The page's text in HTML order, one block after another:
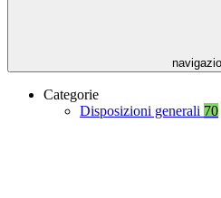
Categorie
Disposizioni generali 70